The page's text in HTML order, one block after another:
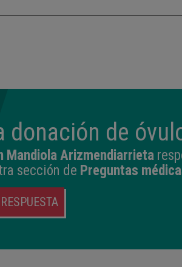
donación de
Mandiola Arizmendiarrieta
sección de Preguntas